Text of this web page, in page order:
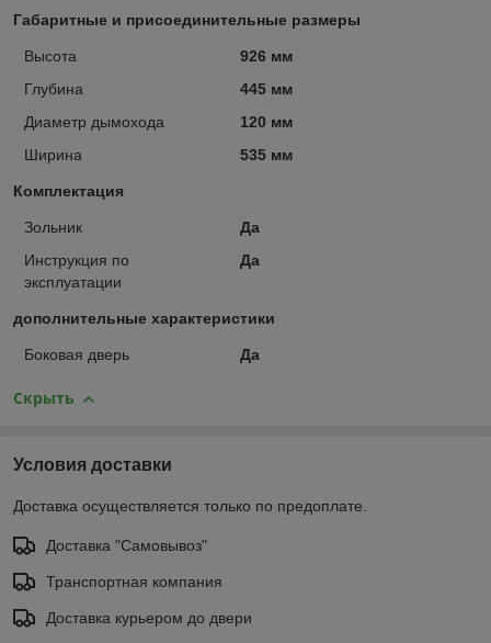
Габаритные и присоединительные размеры
Высота
926 мм
Глубина
445 мм
Диаметр дымохода
120 мм
Ширина
535 мм
Комплектация
Зольник
Да
Инструкция по
эксплуатации
Да
дополнительные характеристики
Боковая дверь Да
Скрыть
Условия доставки
Доставка осуществляется только по предоплате.
Доставка "Самовывоз"
Транспортная компания
Доставка курьером до двери